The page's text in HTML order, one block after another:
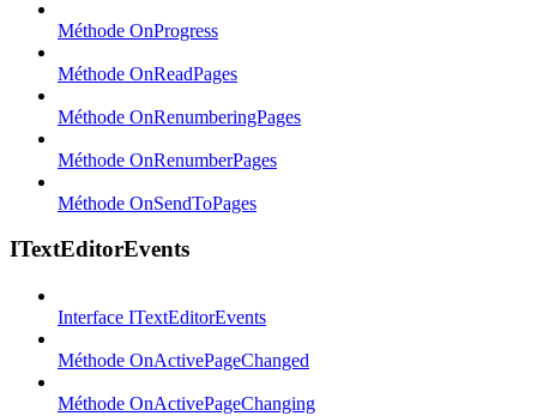
Méthode OnProgress
Méthode OnReadPages
Méthode OnRenumberingPages
Méthode OnRenumberPages
Méthode OnSendToPages
ITextEditorEvents
Interface ITextEditorEvents
Méthode OnActivePageChanged
Méthode OnActivePageChanging